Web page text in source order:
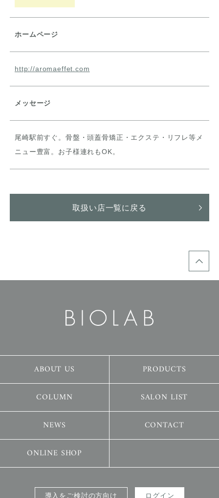
ホームページ
http://aromaeffet.com
メッセージ
尾崎駅前すぐ。骨盤・頭蓋骨矯正・エクステ・リフレ等メ
ニュー豊富。お子様連れもOK。
取扱い店一覧に戻る
ABOUT US PRODUCTS
COLUMN SALON LIST
NEWS CONTACT
ONLINE SHOP
導入をご検討の方向け ログイン